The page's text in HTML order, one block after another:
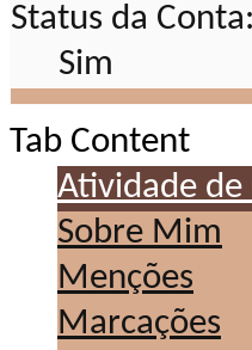
Status da Conta:
Sim
Tab Content
Atividade de
Sobre Mim
Menções
Marcações